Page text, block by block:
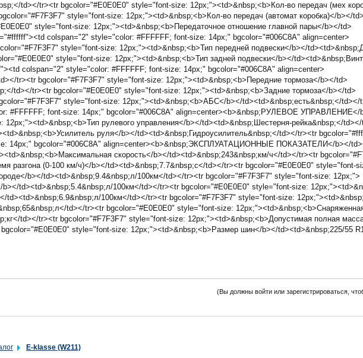
td></tr><tr bgcolor="#E0E0E0" style="font-size: 12px;"><td>&nbsp;<b>Кол-во передач (мех
style="font-size: 12px;"><td>&nbsp;<b>Кол-во передач (автомат коробка)</b></td>
style="font-size: 12px;"><td>&nbsp;<b>Передаточное отношение главной пары</b></td>
colspan="2" style="color: #FFFFFF; font-size: 14px;" bgcolor="#006C8A" align=center>
style="font-size: 12px;"><td>&nbsp;<b>Тип передней подвески</b></
style="font-size: 12px;"><td>&nbsp;<b>Тип задней подвески</b></
colspan="2" style="color: #FFFFFF; font-size: 14px;" bgcolor="#006C8A" align=center>
bgcolor="#F7F3F7" style="font-size: 12px;"><td>&nbsp;<b>Передние тормоза</b></td>
td></tr><tr bgcolor="#E0E0E0" style="font-size: 12px;"><td>&nbsp;<b>Задние тормоза</b></td>
style="font-size: 12px;"><td>&nbsp;<b>АБС</b></td><td>&nbsp;есть&nbsp;</td></
#FFFFFF; font-size: 14px;" bgcolor="#006C8A" align=center><b>&nbsp;РУЛЕВОЕ УПРАВЛЕНИЕ</
рулевого управления</b></td><td>&nbsp;Шестерня-рейка&nbsp;</
руля</b></td><td>&nbsp;Гидроусилитель&nbsp;</td></tr><tr
14px;" bgcolor="#006C8A" align=center><b>&nbsp;ЭКСПЛУАТАЦИОННЫЕ ПОКАЗАТЕЛИ</b></
скорость</b></td><td>&nbsp;243&nbsp;км/ч</td></tr><tr
разгона (0-100 км/ч)</b></td><td>&nbsp;7.7&nbsp;c</td></tr><tr bgcolor="#E0E0E0" style="font-
b></td><td>&nbsp;9.4&nbsp;л/100км</td></tr><tr bgcolor="#F7F3F7" style="font-size: 12px;">
td><td>&nbsp;5.4&nbsp;л/100км</td></tr><tr bgcolor="#E0E0E0" style="font-size:
td><td>&nbsp;6.9&nbsp;л/100км</td></tr><tr bgcolor="#F7F3F7" style="font-size: 12px;"><td>&nbsp;
td></tr><tr bgcolor="#E0E0E0" style="font-size:
td></tr><tr bgcolor="#F7F3F7" style="font-size: 12px;"><td>&nbsp;<b>Допустимая полная
style="font-size: 12px;"><td>&nbsp;<b>Размер шин</b></td><td>&nbsp;225/55
(Вы должны войти или зарегистрироваться,
E-klasse (W211)